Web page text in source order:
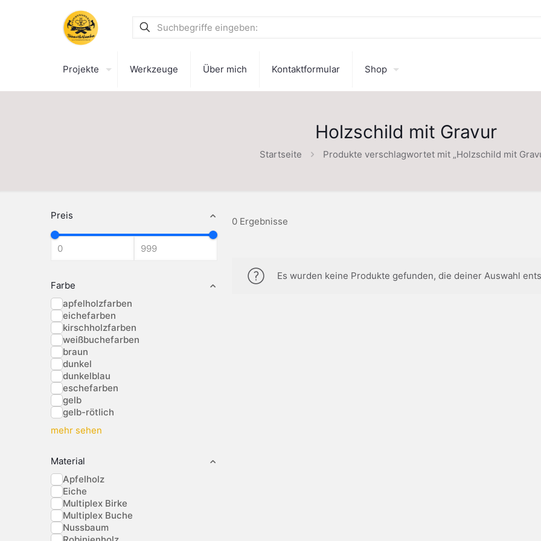
Projekte Werkzeuge Über mich Kontaktformular Shop
Holzschild mit Gravur
Startseite Produkte verschlagwortet mit „Holzschild mit
Preis
Farbe
apfelholzfarben
eichefarben
kirschholzfarben
weißbuchefarben
braun
dunkel
dunkelblau
eschefarben
gelb
gelb-rötlich
mehr sehen
Material
Apfelholz
Eiche
Multiplex Birke
Multiplex Buche
Nussbaum
0 Ergebnisse
Es wurden keine Produkte gefunden, die deiner Auswahl